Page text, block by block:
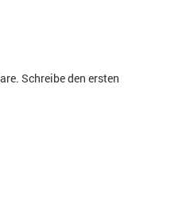
Schreibe den ersten